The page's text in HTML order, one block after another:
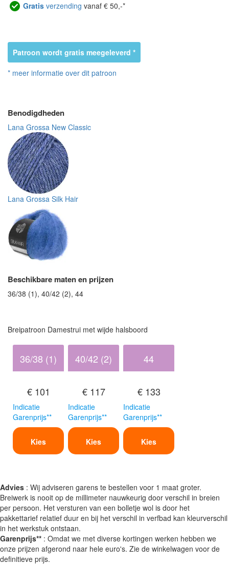
Gratis verzending vanaf € 50,-*
Patroon wordt gratis meegeleverd *
* meer informatie over dit patroon
Benodigdheden
Lana Grossa New Classic
Lana Grossa Silk Hair
Beschikbare maten en prijzen
36/38 (1), 40/42 (2), 44
Breipatroon Damestrui met wijde halsboord
36/38 (1)
€ 101
Indicatie
Garenprijs**
Kies
40/42 (2)
€ 117
Indicatie
Garenprijs**
Kies
44
€ 133
Indicatie
Garenprijs**
Kies
Advies : Wij adviseren garens te bestellen voor 1 maat groter.
Breiwerk is nooit op de millimeter nauwkeurig door verschil in breien
per persoon. Het versturen van een bolletje wol is door het
pakkettarief relatief duur en bij het verschil in verfbad kan kleurverschil
in het werkstuk ontstaan.
Garenprijs** : Omdat we met diverse kortingen werken hebben we
onze prijzen afgerond naar hele euro's. Zie de winkelwagen voor de
definitieve prijs.